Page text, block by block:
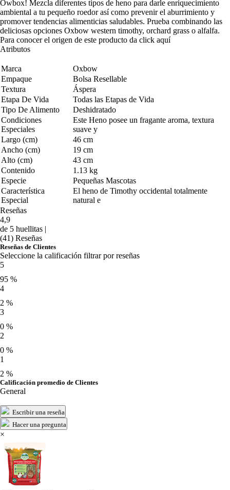
Owbox! Mezcla diferentes tipos de heno para darle enriquecimiento
ambiental a tu pequeño roedor así como prevenir el aburrimiento y
promover tendencias alimenticias saludables. Prueba combinando las
deliciosas opciones Oxbow western timothy, orchard grass o alfalfa.
Para conocer el origen de este producto da click aquí
Atributos
Marca
Oxbow
Empaque
Bolsa Resellable
Textura
Áspera
Etapa De Vida
Todas las Etapas de Vida
Tipo De Alimento
Deshidratado
Condiciones
Especiales
Este Heno posee un fragante aroma, textura
suave y
Largo (cm)
46 cm
Ancho (cm)
19 cm
Alto (cm)
43 cm
Contenido
1.13 kg
Especie
Pequeñas Mascotas
Característica
Especial
El heno de Timothy occidental totalmente
natural e
Reseñas
4,9
de 5 huellitas |
(41) Reseñas
Reseñas de Clientes
Seleccione la calificación filtrar por reseñas
5
95 %
4
2 %
3
0 %
2
0 %
1
2 %
Calificación promedio de Clientes
General
Escribir una reseña
Hacer una pregunta
×